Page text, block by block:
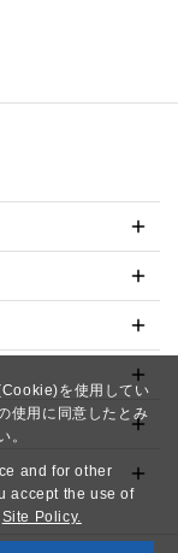
を使用してい
使用に同意したとみ
。
and for other
accept the use of
Site Policy.